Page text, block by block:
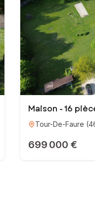
Maison - 16
Tour-De-Faure (
699 000 €